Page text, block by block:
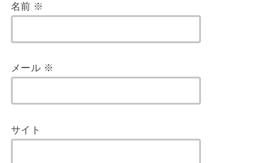
名前 ※
メール ※
サイト